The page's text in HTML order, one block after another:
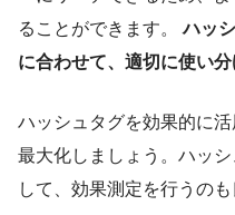
ることができます。
ハッ
に合わせて、適切に使い分
ハッシュタグを効果的に
最大化しましょう。ハッ
して、効果測定を行うのも